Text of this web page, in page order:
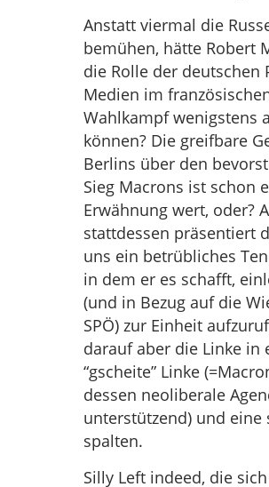
Anstatt viermal die
bemühen, hätte Robert
die Rolle der deutschen
Medien im
Wahlkampf wenigstens
können? Die greifbare
Berlins über den
Sieg Macrons ist schon
Erwähnung wert, oder?
stattdessen präsentiert
uns ein betrübliches
in dem er es schafft,
(und in Bezug auf die
SPÖ) zur Einheit
darauf aber die Linke in
“gscheite” Linke
dessen neoliberale
unterstützend) und eine
spalten.
Silly Left indeed, die